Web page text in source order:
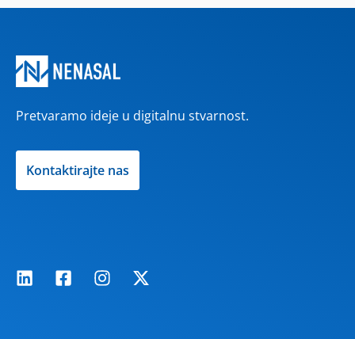
Pretvaramo ideje u digitalnu stvarnost.
Kontaktirajte nas